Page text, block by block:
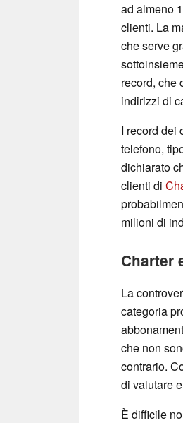
ad almeno
clienti. La
che serve
record, che
indirizzi di
I record dei
telefono,
dichiarato
clienti di
milioni di
Charter
La
categoria
che non
contrario.
di valutare
È difficile